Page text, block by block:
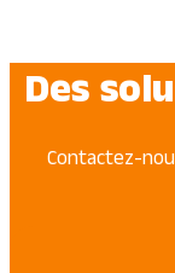
Des
Contactez-